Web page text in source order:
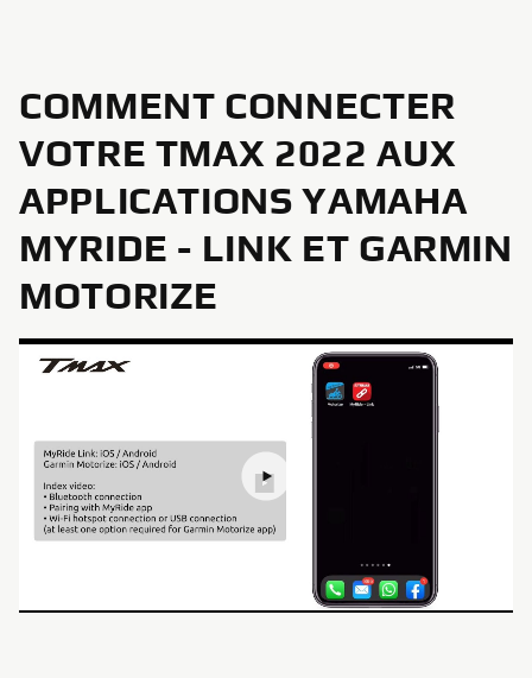
COMMENT CONNECTER
VOTRE TMAX 2022 AUX
APPLICATIONS YAMAHA
MYRIDE - LINK ET GARMIN
MOTORIZE